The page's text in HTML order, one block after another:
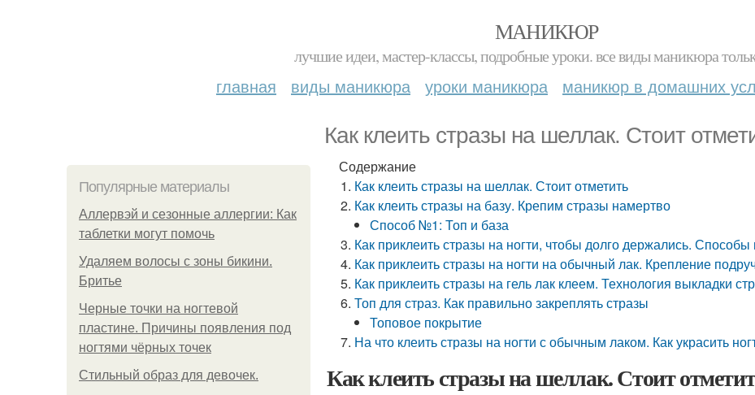
МАНИКЮР
лучшие идеи, мастер-классы, подробные уроки. все виды маникюра
главная виды маникюра уроки маникюра маникюр в домашних
Как клеить стразы на шеллак. Стоит
Популярные материалы
Аллервэй и сезонные аллергии: Как
таблетки могут помочь
Удаляем волосы с зоны бикини.
Бритье
Черные точки на ногтевой
пластине. Причины появления под
ногтями чёрных точек
Стильный образ для девочек.
Содержание
Как клеить стразы на шеллак. Стоит отметить
Как клеить стразы на базу. Крепим стразы намертво
Способ №1: Топ и база
Как приклеить стразы на ногти, чтобы долго держались. Способы
Как приклеить стразы на ногти на обычный лак. Крепление
Как приклеить стразы на гель лак клеем. Технология выкладки
Топ для страз. Как правильно закреплять стразы
Топовое покрытие
На что клеить стразы на ногти с обычным лаком. Как украсить
Как клеить стразы на шеллак. Стоит